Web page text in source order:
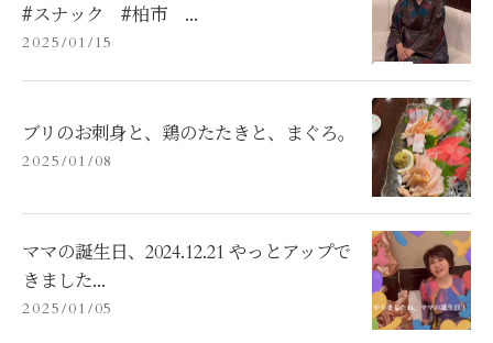
#スナック #柏市 ...
2025/01/15
ブリのお刺身と、鶏のたたきと、まぐろ。
2025/01/08
ママの誕生日、2024.12.21 やっとアップで
きました...
2025/01/05